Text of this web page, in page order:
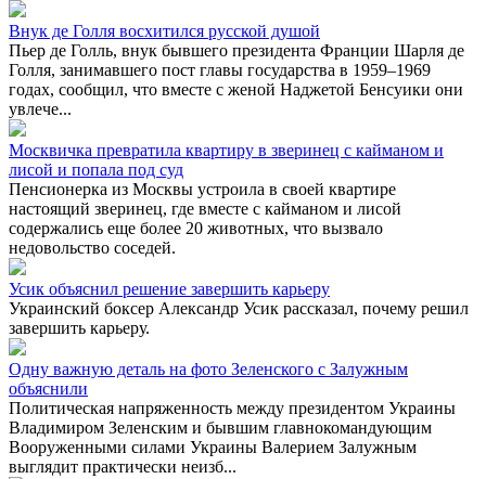
Внук де Голля восхитился русской душой
Пьер де Голль, внук бывшего президента Франции Шарля де
Голля, занимавшего пост главы государства в 1959–1969
годах, сообщил, что вместе с женой Наджетой Бенсуики они
увлече...
Москвичка превратила квартиру в зверинец с кайманом и
лисой и попала под суд
Пенсионерка из Москвы устроила в своей квартире
настоящий зверинец, где вместе с кайманом и лисой
содержались еще более 20 животных, что вызвало
недовольство соседей.
Усик объяснил решение завершить карьеру
Украинский боксер Александр Усик рассказал, почему решил
завершить карьеру.
Одну важную деталь на фото Зеленского с Залужным
объяснили
Политическая напряженность между президентом Украины
Владимиром Зеленским и бывшим главнокомандующим
Вооруженными силами Украины Валерием Залужным
выглядит практически неизб...